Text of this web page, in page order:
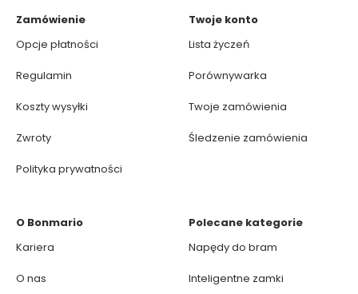
Zamówienie
Opcje płatności
Regulamin
Koszty wysyłki
Zwroty
Polityka prywatności
Twoje konto
Lista życzeń
Porównywarka
Twoje zamówienia
Śledzenie zamówienia
O Bonmario
Kariera
O nas
Polecane kategorie
Napędy do bram
Inteligentne zamki